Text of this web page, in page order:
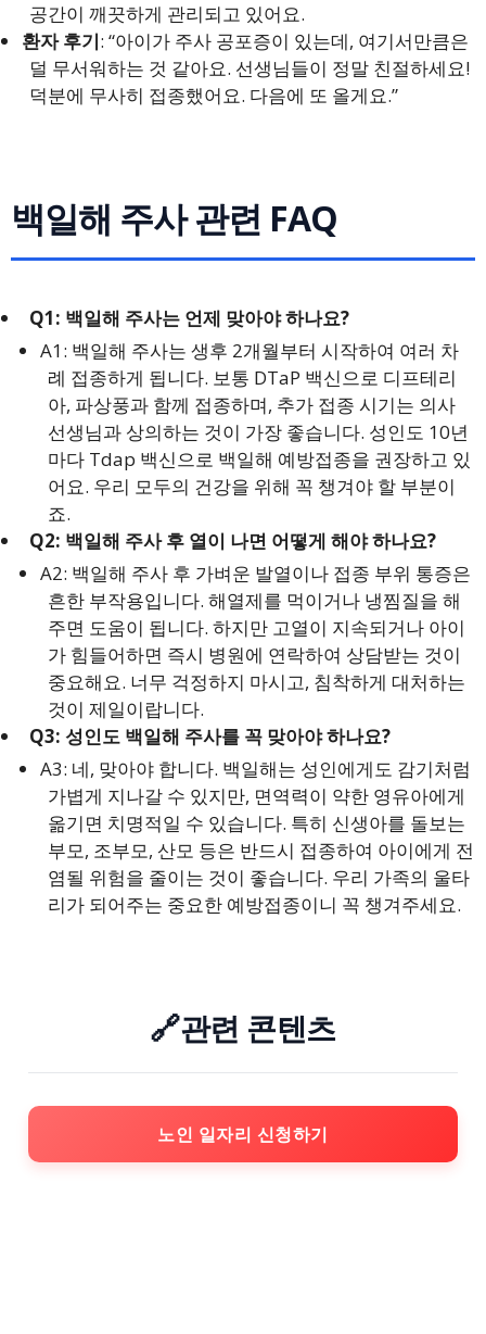
공간이 깨끗하게 관리되고 있어요.
환자 후기: “아이가 주사 공포증이 있는데, 여기서만큼은
덜 무서워하는 것 같아요. 선생님들이 정말 친절하세요!
덕분에 무사히 접종했어요. 다음에 또 올게요.”
백일해 주사 관련 FAQ
Q1: 백일해 주사는 언제 맞아야 하나요?
A1: 백일해 주사는 생후 2개월부터 시작하여 여러 차
례 접종하게 됩니다. 보통 DTaP 백신으로 디프테리
아, 파상풍과 함께 접종하며, 추가 접종 시기는 의사
선생님과 상의하는 것이 가장 좋습니다. 성인도 10년
마다 Tdap 백신으로 백일해 예방접종을 권장하고 있
어요. 우리 모두의 건강을 위해 꼭 챙겨야 할 부분이
죠.
Q2: 백일해 주사 후 열이 나면 어떻게 해야 하나요?
A2: 백일해 주사 후 가벼운 발열이나 접종 부위 통증은
흔한 부작용입니다. 해열제를 먹이거나 냉찜질을 해
주면 도움이 됩니다. 하지만 고열이 지속되거나 아이
가 힘들어하면 즉시 병원에 연락하여 상담받는 것이
중요해요. 너무 걱정하지 마시고, 침착하게 대처하는
것이 제일이랍니다.
Q3: 성인도 백일해 주사를 꼭 맞아야 하나요?
A3: 네, 맞아야 합니다. 백일해는 성인에게도 감기처럼
가볍게 지나갈 수 있지만, 면역력이 약한 영유아에게
옮기면 치명적일 수 있습니다. 특히 신생아를 돌보는
부모, 조부모, 산모 등은 반드시 접종하여 아이에게 전
염될 위험을 줄이는 것이 좋습니다. 우리 가족의 울타
리가 되어주는 중요한 예방접종이니 꼭 챙겨주세요.
🔗관련 콘텐츠
노인 일자리 신청하기